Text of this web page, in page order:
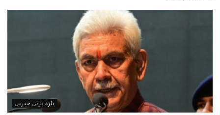
تازہ ترین خبریں